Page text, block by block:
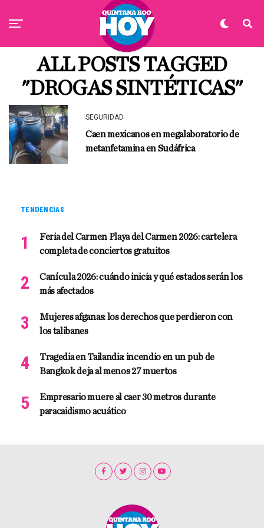
ALL POSTS TAGGED
"DROGAS SINTÉTICAS"
SEGURIDAD
Caen mexicanos en megalaboratorio de
metanfetamina en Sudáfrica
TENDENCIAS
Feria del Carmen Playa del Carmen 2026: cartelera
completa de conciertos gratuitos
Canícula 2026: cuándo inicia y qué estados serán los
más afectados
Mujeres afganas: los derechos que perdieron con
los talibanes
Tragedia en Tailandia: incendio en un pub de
Bangkok deja al menos 27 muertos
Empresario muere al caer 30 metros durante
paracaidismo acuático